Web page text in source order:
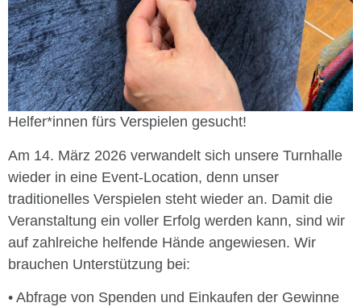
Helfer*innen fürs Verspielen gesucht!
Am 14. März 2026 verwandelt sich unsere Turnhalle
wieder in eine Event-Location, denn unser
traditionelles Verspielen steht wieder an. Damit die
Veranstaltung ein voller Erfolg werden kann, sind wir
auf zahlreiche helfende Hände angewiesen. Wir
brauchen Unterstützung bei:
•⁠ ⁠Abfrage von Spenden und Einkaufen der Gewinne